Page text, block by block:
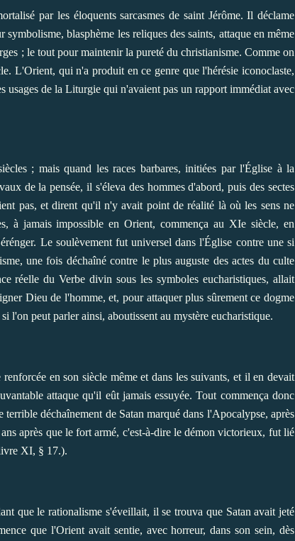
par les éloquents sarcasmes de saint Jérôme. Il déclame
blasphème les reliques des saints, attaque en même
; le tout pour maintenir la pureté du christianisme. Comme on
L'Orient, qui n'a produit en ce genre que l'hérésie iconoclaste,
usages de la Liturgie qui n'avaient pas un rapport immédiat avec
; mais quand les races barbares, initiées par l'Église à la
de la pensée, il s'éleva des hommes d'abord, puis des sectes
pas, et dirent qu'il n'y avait point de réalité là où les sens ne
à jamais impossible en Orient, commença au XIe siècle, en
Le soulèvement fut universel dans l'Église contre une si
une fois déchaîné contre le plus auguste des actes du culte
réelle du Verbe divin sous les symboles eucharistiques, allait
Dieu de l'homme, et, pour attaquer plus sûrement ce dogme
l'on peut parler ainsi, aboutissent au mystère eucharistique.
en son siècle même et dans les suivants, et il en devait
attaque qu'il eût jamais essuyée. Tout commença donc
déchaînement de Satan marqué dans l'Apocalypse, après
après que le fort armé, c'est-à-dire le démon victorieux, fut lié
XI, § 17.).
que le rationalisme s'éveillait, il se trouva que Satan avait jeté
que l'Orient avait sentie, avec horreur, dans son sein, dès